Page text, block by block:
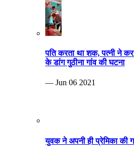
पति करता था शक, पत्नी ने कर
के डांग गुठीना गांव की घटना
— Jun 06 2021
युवक ने अपनी ही प्रेमिका की